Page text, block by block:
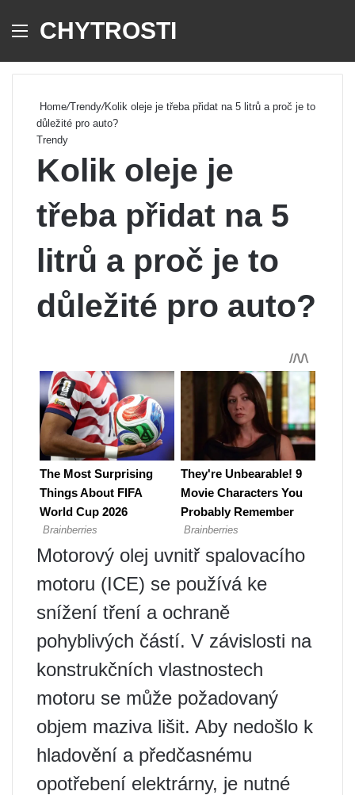
Menu
CHYTROSTI
Home/Trendy/Kolik oleje je třeba přidat na 5 litrů a proč je to
důležité pro auto?
Trendy
Kolik oleje je
třeba přidat na 5
litrů a proč je to
důležité pro auto?
Motorový olej uvnitř spalovacího
motoru (ICE) se používá ke
snížení tření a ochraně
pohyblivých částí. V závislosti na
konstrukčních vlastnostech
motoru se může požadovaný
objem maziva lišit. Aby nedošlo k
hladovění a předčasnému
opotřebení elektrárny, je nutné